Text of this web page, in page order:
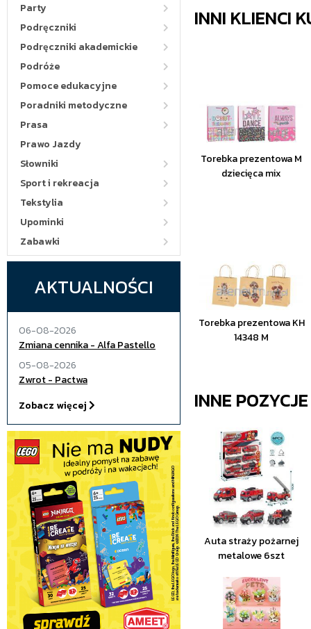
Party
Podręczniki
Podręczniki akademickie
Podróże
Pomoce edukacyjne
Poradniki metodyczne
Prasa
Prawo Jazdy
Słowniki
Sport i rekreacja
Tekstylia
Upominki
Zabawki
AKTUALNOŚCI
06-08-2026
Zmiana cennika - Alfa Pastello
05-08-2026
Zwrot - Pactwa
Zobacz więcej
INNI KLIENCI
Torebka prezentowa M
dziecięca mix
Torebka prezentowa KH
14348 M
INNE
Auta straży pożarnej
metalowe 6szt